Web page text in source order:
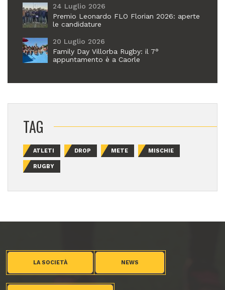
24 Luglio 2026
Premio Leonardo FLO Florian 2026: aperte
le candidature
20 Luglio 2026
Family Day Villorba Rugby: il 7°
appuntamento è a Caorle
TAG
ATLETI DROP METE MISCHIE
RUGBY
LA SOCIETÀ NEWS